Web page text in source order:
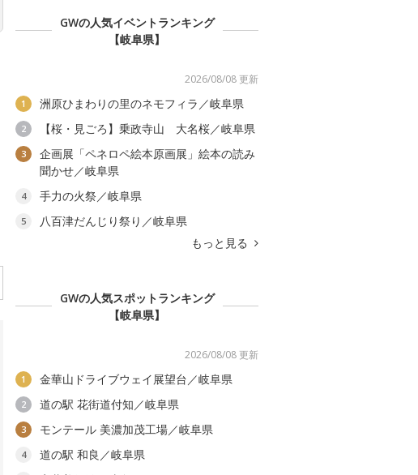
GWの人気イベントランキング
【岐阜県】
2026/08/08 更新
1 洲原ひまわりの里のネモフィラ／岐阜県
2 【桜・見ごろ】乗政寺山 大名桜／岐阜県
3
企画展「ペネロペ絵本原画展」絵本の読み
聞かせ／岐阜県
4 手力の火祭／岐阜県
5
八百津だんじり祭り／岐阜県
もっと見る
GWの人気スポットランキング
【岐阜県】
2026/08/08 更新
1 金華山ドライブウェイ展望台／岐阜県
2 道の駅 花街道付知／岐阜県
3 モンテール 美濃加茂工場／岐阜県
4 道の駅 和良／岐阜県